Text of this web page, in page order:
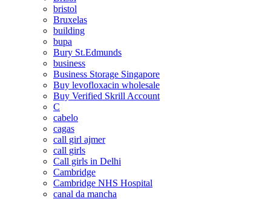
bristol
Bruxelas
building
bupa
Bury St.Edmunds
business
Business Storage Singapore
Buy levofloxacin wholesale
Buy Verified Skrill Account
C
cabelo
cagas
call girl ajmer
call girls
Call girls in Delhi
Cambridge
Cambridge NHS Hospital
canal da mancha